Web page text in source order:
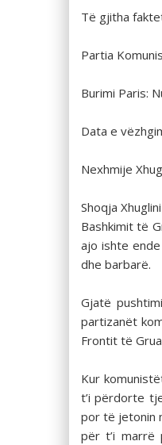
Të gjitha
Partia
Burimi Paris:
Data e
Nexhmije
Shoqja
Bashkimit të
ajo ishte
dhe barbarë.
Gjatë
partizanët
Frontit të
Kur
t’i përdorte
por të jetonin
për t’i